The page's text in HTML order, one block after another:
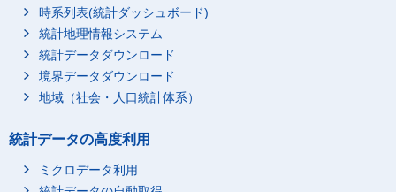
時系列表(統計ダッシュボード)
統計地理情報システム
統計データダウンロード
境界データダウンロード
地域（社会・人口統計体系）
統計データの高度利用
ミクロデータ利用